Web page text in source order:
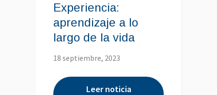
Experiencia:
aprendizaje a lo
largo de la vida
18 septiembre, 2023
Leer noticia